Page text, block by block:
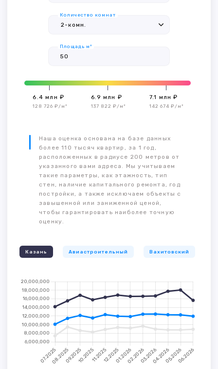
Количество комнат
Площадь м²
6.4 млн ₽
128 726 ₽/м²
6.9 млн ₽
137 822 ₽/м²
7.1 млн ₽
142 674 ₽/м²
Наша оценка основана на базе данных
более 110 тысяч квартир, за 1 год,
расположенных в радиусе 200 метров от
указанного вами адреса. Мы учитываем
такие параметры, как этажность, тип
стен, наличие капитального ремонта, год
постройки, а также исключаем объекты с
завышенной или заниженной ценой,
чтобы гарантировать наиболее точную
оценку.
Казань Авиастроительный Вахитовский